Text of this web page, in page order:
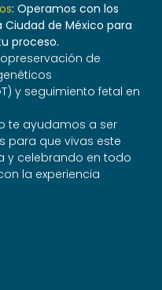
: Operamos con los
Ciudad de México para
proceso.
de
y seguimiento fetal en
te ayudamos a ser
para que vivas este
y celebrando en todo
la experiencia